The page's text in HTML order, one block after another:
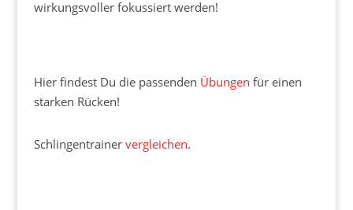
wirkungsvoller fokussiert werden!
Hier findest Du die passenden Übungen für einen
starken Rücken!
Schlingentrainer vergleichen.